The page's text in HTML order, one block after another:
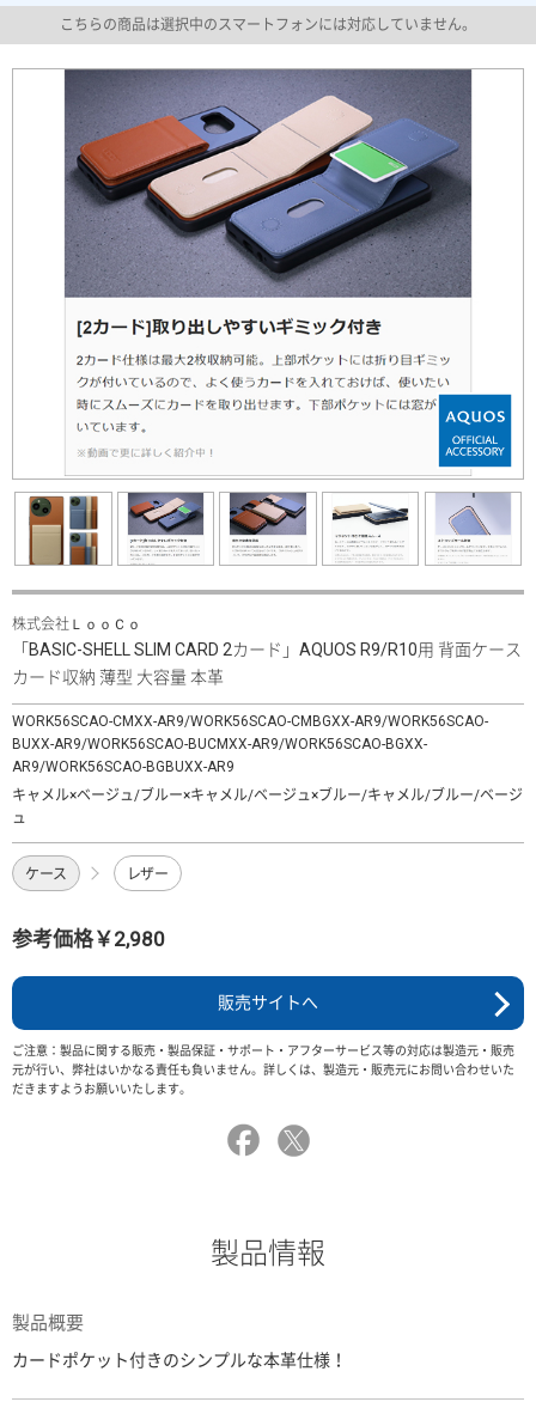
こちらの商品は選択中のスマートフォンには対応していません。
株式会社ＬｏｏＣｏ
「BASIC-SHELL SLIM CARD 2カード」AQUOS R9/R10用 背面ケース
カード収納 薄型 大容量 本革
WORK56SCAO-CMXX-AR9/WORK56SCAO-CMBGXX-AR9/WORK56SCAO-
BUXX-AR9/WORK56SCAO-BUCMXX-AR9/WORK56SCAO-BGXX-
AR9/WORK56SCAO-BGBUXX-AR9
キャメル×ベージュ/ブルー×キャメル/ベージュ×ブルー/キャメル/ブルー/ベージ
ュ
ケース レザー
参考価格￥2,980
販売サイトへ
ご注意：製品に関する販売・製品保証・サポート・アフターサービス等の対応は製造元・販売
元が行い、弊社はいかなる責任も負いません。詳しくは、製造元・販売元にお問い合わせいた
だきますようお願いいたします。
製品情報
製品概要
カードポケット付きのシンプルな本革仕様！